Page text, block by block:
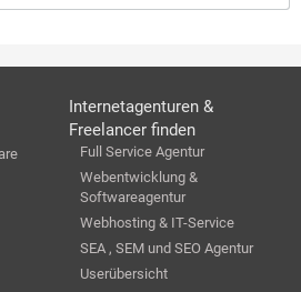
Internetagenturen &
Freelancer finden
Full Service Agentur
Webentwicklung &
Softwareagentur
Webhosting & IT-Service
SEA , SEM und SEO Agentur
Userübersicht